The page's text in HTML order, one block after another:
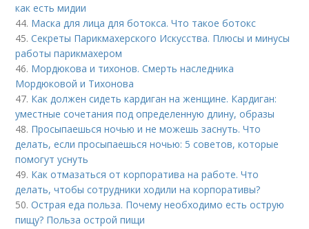
как есть мидии
44. Маска для лица для ботокса. Что такое ботокс
45.Секреты Парикмахерского Искусства. Плюсы и минусы
работы парикмахером
46. Мордюкова и тихонов. Смерть наследника
Мордюковой и Тихонова
47. Как должен сидеть кардиган на женщине. Кардиган:
уместные сочетания под определенную длину, образы
48. Просыпаешься ночью и не можешь заснуть. Что
делать, если просыпаешься ночью: 5 советов, которые
помогут уснуть
49. Как отмазаться от корпоратива на работе. Что
делать, чтобы сотрудники ходили на корпоративы?
50.Острая еда польза. Почему необходимо есть острую
пищу? Польза острой пищи